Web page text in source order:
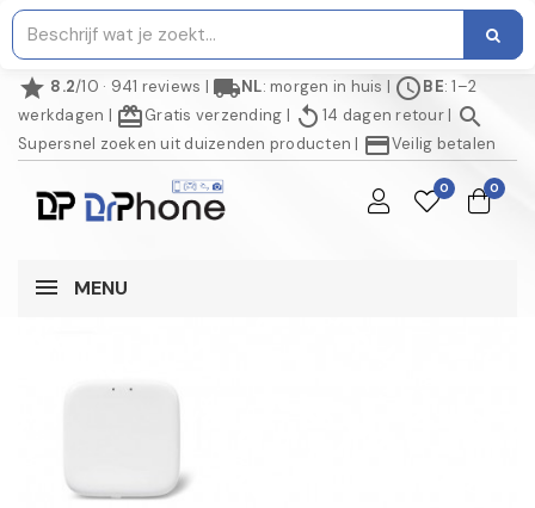
star 8.2/10 · 941 reviews | local_shippingNL: morgen in huis | scheduleBE: 1–2
werkdagen | redeemGratis verzending | replay 14 dagen retour| search
Supersnel zoeken uit duizenden producten | credit_cardVeilig betalen
0 0
MENU